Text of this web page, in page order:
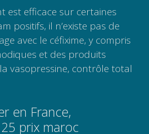
est efficace sur certaines
positifs, il n’existe pas de
avec le céfixime, y compris
et des produits
vasopressine, contrôle total
en France,
prix maroc